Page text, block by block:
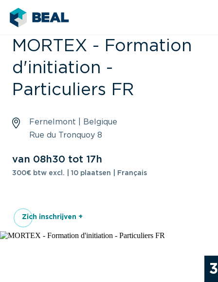
3
MORTEX - Formation
d'initiation -
Particuliers FR
Fernelmont | Belgique
Rue du Tronquoy 8
van 08h30 tot 17h
300€ btw excl. | 10 plaatsen | Français
Zich inschrijven +